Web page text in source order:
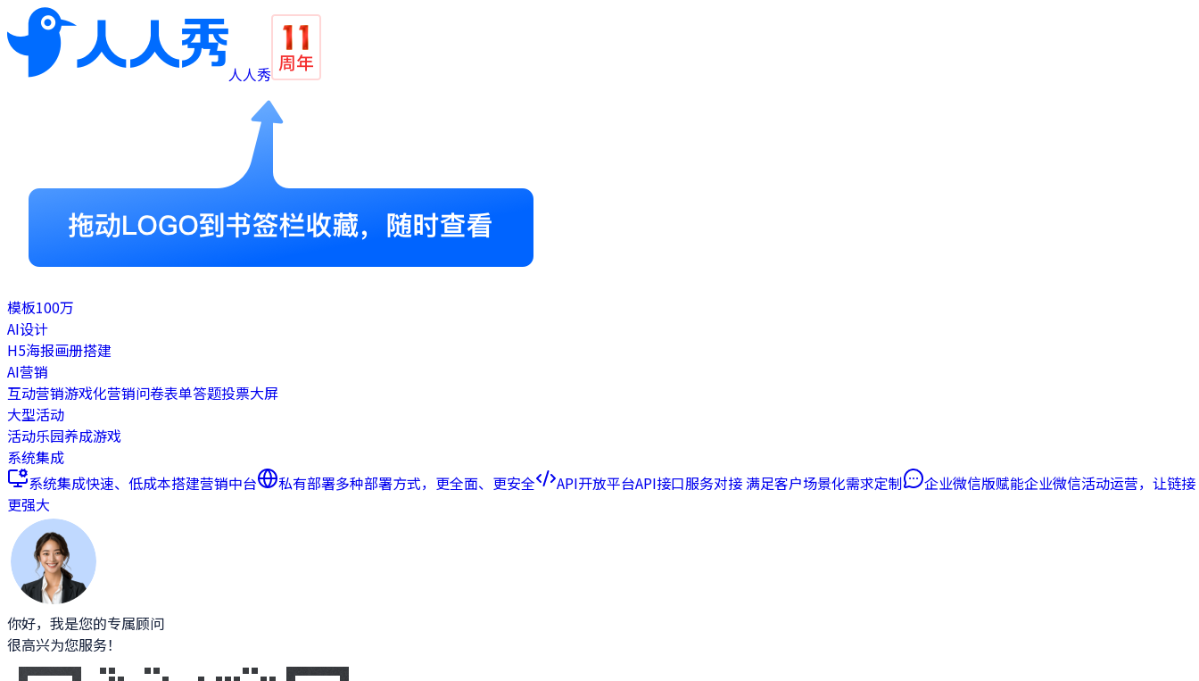
人人秀
模板100万
AI设计
H5海报画册搭建
AI营销
互动营销游戏化营销问卷表单答题投票大屏
大型活动
活动乐园养成游戏
系统集成
系统集成快速、低成本搭建营销中台 私有部署多种部署方式，更全面、更安全 API开放平台API接口服务对接 满足客户场景化需求定制 企业微信版赋能企业微信活动运营，让链接
更强大
你好，我是您的专属顾问
很高兴为您服务！